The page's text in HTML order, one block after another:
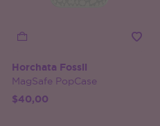
Horchata Fossil
MagSafe PopCase
$40,00